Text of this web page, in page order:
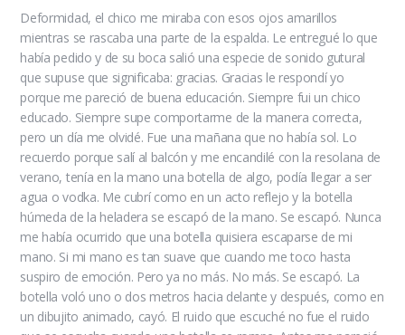
Deformidad, el chico me miraba con esos ojos amarillos
mientras se rascaba una parte de la espalda. Le entregué lo que
había pedido y de su boca salió una especie de sonido gutural
que supuse que significaba: gracias. Gracias le respondí yo
porque me pareció de buena educación. Siempre fui un chico
educado. Siempre supe comportarme de la manera correcta,
pero un día me olvidé. Fue una mañana que no había sol. Lo
recuerdo porque salí al balcón y me encandilé con la resolana de
verano, tenía en la mano una botella de algo, podía llegar a ser
agua o vodka. Me cubrí como en un acto reflejo y la botella
húmeda de la heladera se escapó de la mano. Se escapó. Nunca
me había ocurrido que una botella quisiera escaparse de mi
mano. Si mi mano es tan suave que cuando me toco hasta
suspiro de emoción. Pero ya no más. No más. Se escapó. La
botella voló uno o dos metros hacia delante y después, como en
un dibujito animado, cayó. El ruido que escuché no fue el ruido